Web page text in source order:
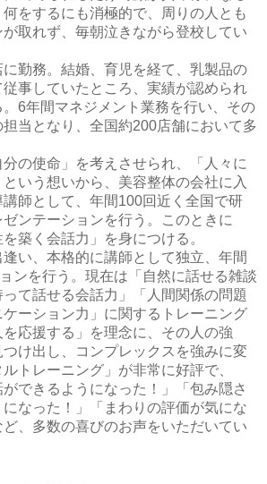
何をするにも消極的で、周りの人とも
取れず、毎朝泣きながら登校してい
勤務。結婚、育児を経て、乳製品の
事していたところ、実績が認められ
6年間マネジメント業務を行い、その
当となり、全国約200店舗において多
の使命」を考えさせられ、「人々に
いう想いから、美容整体の会社に入
師として、年間100回近く全国で研
ンテーションを行う。このときに
を築く会話力」を身につける。
い、本格的に講師として独立、年間
ンを行う。現在は「自然に話せる雑談
って話せる会話力」「人間関係の問題
ーション力」に関するトレーニング
応援する」を理念に、その人の強
け出し、コンプレックスを強みに変
トレーニング」が非常に好評で、
ができるようになった！」「包み隠さ
なった！」「まわりの評価が気にな
、多数の喜びのお声をいただいてい